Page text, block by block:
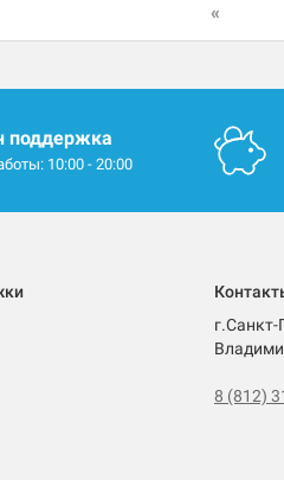
«
поддержка
10:00 - 20:00
г.Санкт-
8 (812)